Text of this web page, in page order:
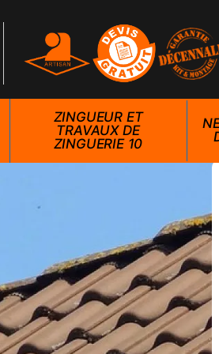
ZINGUEUR ET
TRAVAUX DE
ZINGUERIE 10